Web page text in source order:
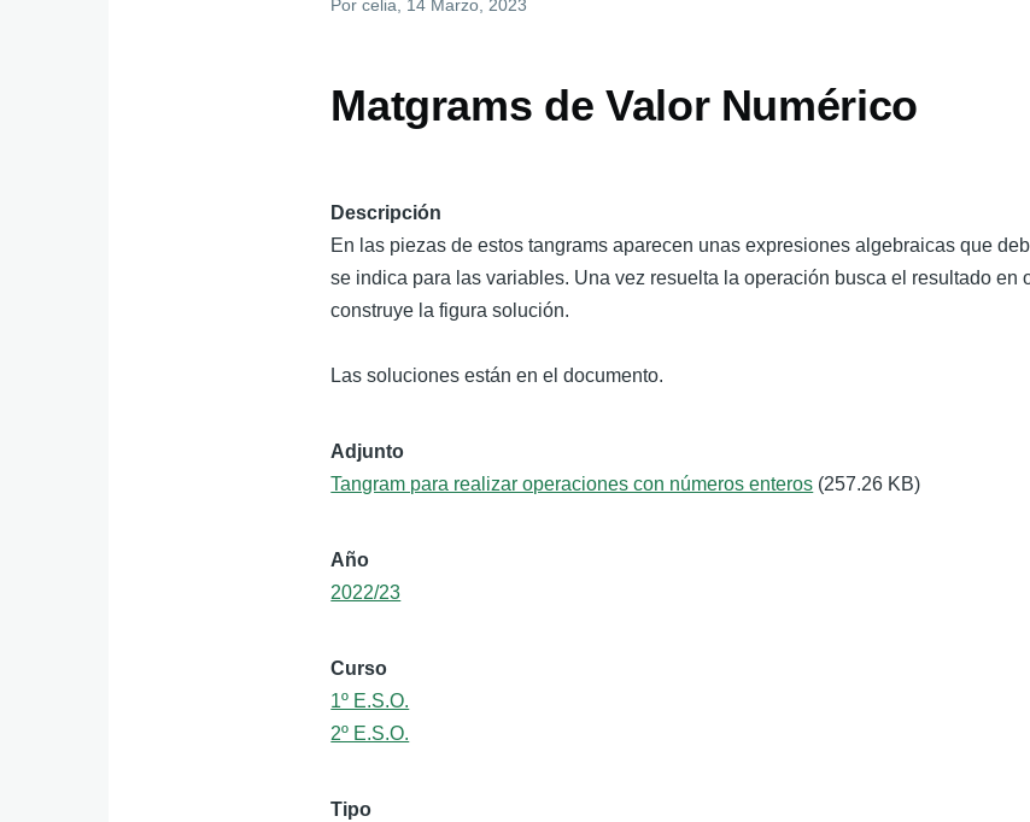
Porcelia , 14 Marzo, 2023
Matgrams de Valor Numérico
Descripción
En las piezas de estos tangrams aparecen unas expresiones algebraicas que
se indica para las variables. Una vez resuelta la operación busca el resultado en
construye la figura solución.
Las soluciones están en el documento.
Adjunto
Tangram para realizar operaciones con números enteros (257.26 KB)
Año
2022/23
Curso
1º E.S.O.
2º E.S.O.
Tipo